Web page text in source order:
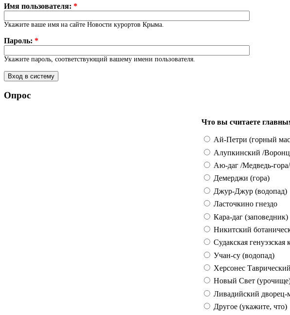
Имя пользователя: *
Укажите ваше имя на сайте Новости курортов Крыма.
Пароль: *
Укажите пароль, соответствующий вашему имени пользователя.
Опрос
Что вы считаете
Ай-Петри (горный
Алупкинский /
Аю-даг /Медведь-гора/
Демерджи (гора)
Джур-Джур (водопад)
Ласточкино гнездо
Кара-даг (заповедник)
Никитский
Судакская генуэзская
Учан-су (водопад)
Херсонес
Новый Свет
Ливадийский дворец-
Другое (укажите, что)